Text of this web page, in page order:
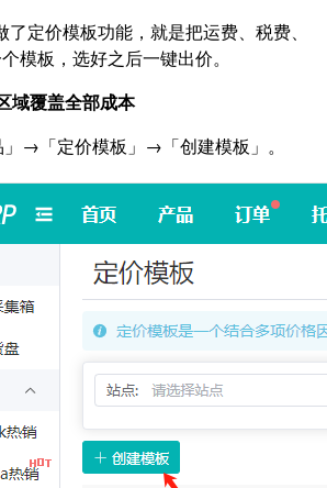
定价模板功能，就是把运费、税费、
模板，选好之后一键出价。
域覆盖全部成本
→「定价模板」→「创建模板」。